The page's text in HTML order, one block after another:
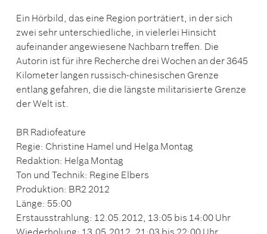
Ein Hörbild, das eine Region porträtiert, in der sich
zwei sehr unterschiedliche, in vielerlei Hinsicht
aufeinander angewiesene Nachbarn treffen. Die
Autorin ist für ihre Recherche drei Wochen an der 3645
Kilometer langen russisch-chinesischen Grenze
entlang gefahren, die die längste militarisierte Grenze
der Welt ist.
BR Radiofeature
Regie: Christine Hamel und Helga Montag
Redaktion: Helga Montag
Ton und Technik: Regine Elbers
Produktion: BR2 2012
Länge: 55:00
Erstausstrahlung: 12.05.2012, 13:05 bis 14:00 Uhr
Wiederholung: 13.05.2012, 21:03 bis 22:00 Uhr